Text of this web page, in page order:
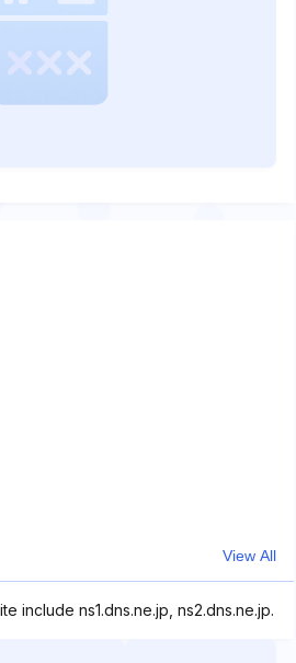
View All
include ns1.dns.ne.jp, ns2.dns.ne.jp.